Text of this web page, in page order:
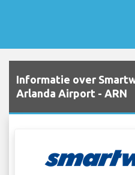
Informatie over
Arlanda Airport - ARN